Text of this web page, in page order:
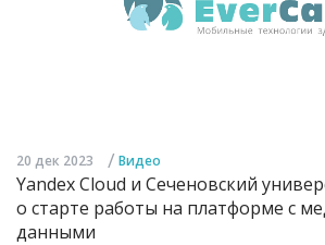
20 дек 2023 / Видео
Yandex Cloud и Сеченовский
о старте работы на платформе с
данными